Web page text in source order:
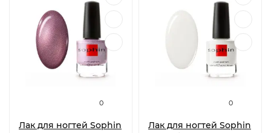
0
Лак для ногтей Sophin
0
Лак для ногтей Sophin